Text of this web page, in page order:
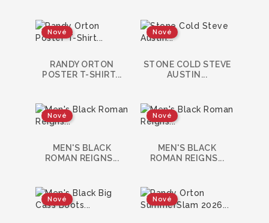
Nové
RANDY ORTON
POSTER T-SHIRT...
Nové
STONE COLD STEVE
AUSTIN...
Nové
MEN'S BLACK
ROMAN REIGNS...
Nové
MEN'S BLACK
ROMAN REIGNS...
Nové Nové